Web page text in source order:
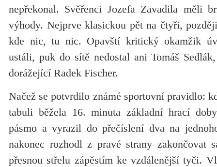
nepřekonal. Svěřenci Jozefa Zavadila měli
výhody. Nejprve klasickou pět na čtyři,
kde nic, tu nic. Opavští kritický okamžik
ustáli, puk do sítě nedostal ani Tomáš
dorážející Radek Fischer.
Načež se potvrdilo známé sportovní pravidlo:
tabuli běžela 16. minuta základní hrací
pásmo a vyrazil do přečíslení dva na
nakonec rozhodl z pravé strany zakončovat
přesnou střelu zápěstím ke vzdálenější tyči.